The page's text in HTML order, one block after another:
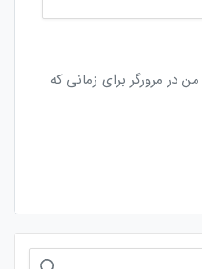
در مرورگر برای زمانی که